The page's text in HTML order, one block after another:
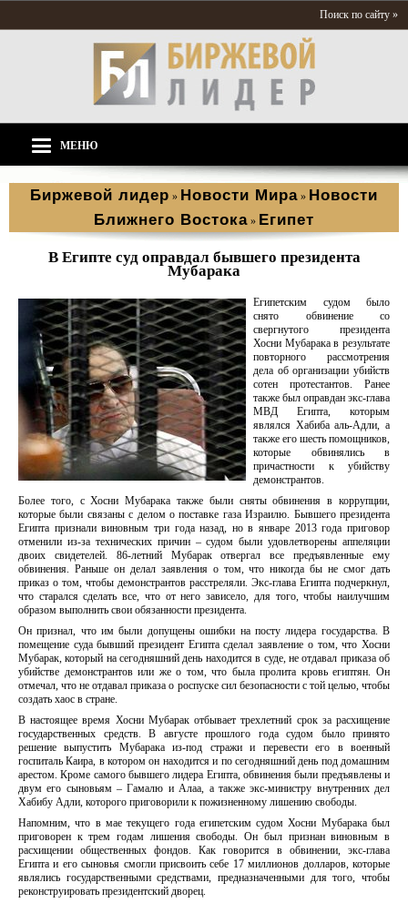
Поиск по сайту »
МЕНЮ
Биржевой лидер » Новости Мира » Новости
Ближнего Востока » Египет
В Египте суд оправдал бывшего президента
Мубарака
Египетским судом было
снято обвинение со
свергнутого президента
Хосни Мубарака в результате
повторного рассмотрения
дела об организации убийств
сотен протестантов. Ранее
также был оправдан экс-глава
МВД Египта, которым
являлся Хабиба аль-Адли, а
также его шесть помощников,
которые обвинялись в
причастности к убийству
демонстрантов.
Более того, с Хосни Мубарака также были сняты обвинения в коррупции,
которые были связаны с делом о поставке газа Израилю. Бывшего президента
Египта признали виновным три года назад, но в январе 2013 года приговор
отменили из-за технических причин – судом были удовлетворены аппеляции
двоих свидетелей. 86-летний Мубарак отвергал все предъявленные ему
обвинения. Раньше он делал заявления о том, что никогда бы не смог дать
приказ о том, чтобы демонстрантов расстреляли. Экс-глава Египта подчеркнул,
что старался сделать все, что от него зависело, для того, чтобы наилучшим
образом выполнить свои обязанности президента.
Он признал, что им были допущены ошибки на посту лидера государства. В
помещение суда бывший президент Египта сделал заявление о том, что Хосни
Мубарак, который на сегодняшний день находится в суде, не отдавал приказа об
убийстве демонстрантов или же о том, что была пролита кровь египтян. Он
отмечал, что не отдавал приказа о роспуске сил безопасности с той целью, чтобы
создать хаос в стране.
В настоящее время Хосни Мубарак отбывает трехлетний срок за расхищение
государственных средств. В августе прошлого года судом было принято
решение выпустить Мубарака из-под стражи и перевести его в военный
госпиталь Каира, в котором он находится и по сегодняшний день под домашним
арестом. Кроме самого бывшего лидера Египта, обвинения были предъявлены и
двум его сыновьям – Гамалю и Алаа, а также экс-министру внутренних дел
Хабибу Адли, которого приговорили к пожизненному лишению свободы.
Напомним, что в мае текущего года египетским судом Хосни Мубарака был
приговорен к трем годам лишения свободы. Он был признан виновным в
расхищении общественных фондов. Как говорится в обвинении, экс-глава
Египта и его сыновья смогли присвоить себе 17 миллионов долларов, которые
являлись государственными средствами, предназначенными для того, чтобы
реконструировать президентский дворец.